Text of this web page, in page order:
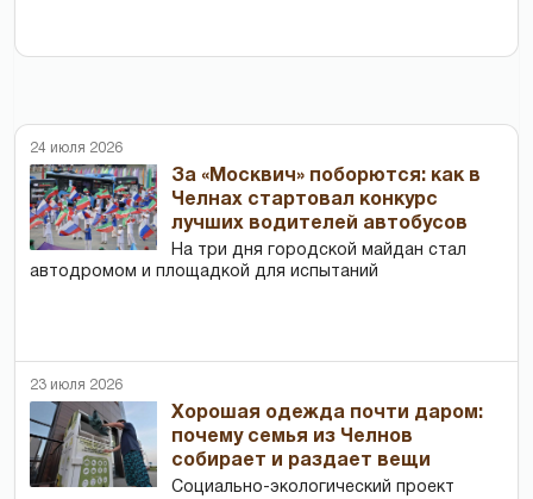
24 июля 2026
За «Москвич» поборются: как в
Челнах стартовал конкурс
лучших водителей автобусов
На три дня городской майдан стал
автодромом и площадкой для испытаний
23 июля 2026
Хорошая одежда почти даром:
почему семья из Челнов
собирает и раздает вещи
Социально-экологический проект